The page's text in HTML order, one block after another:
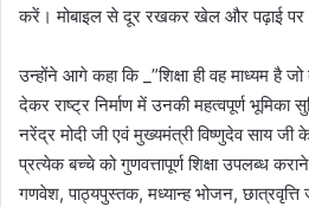
करें। मोबाइल से दूर रखकर खेल और पढ़ाई पर
उन्होंने आगे कहा कि _”शिक्षा ही वह माध्यम है
देकर राष्ट्र निर्माण में उनकी महत्वपूर्ण भूमिका
नरेंद्र मोदी जी एवं मुख्यमंत्री विष्णुदेव साय
प्रत्येक बच्चे को गुणवत्तापूर्ण शिक्षा उपलब्ध
गणवेश, पाठ्यपुस्तक, मध्यान्ह भोजन,